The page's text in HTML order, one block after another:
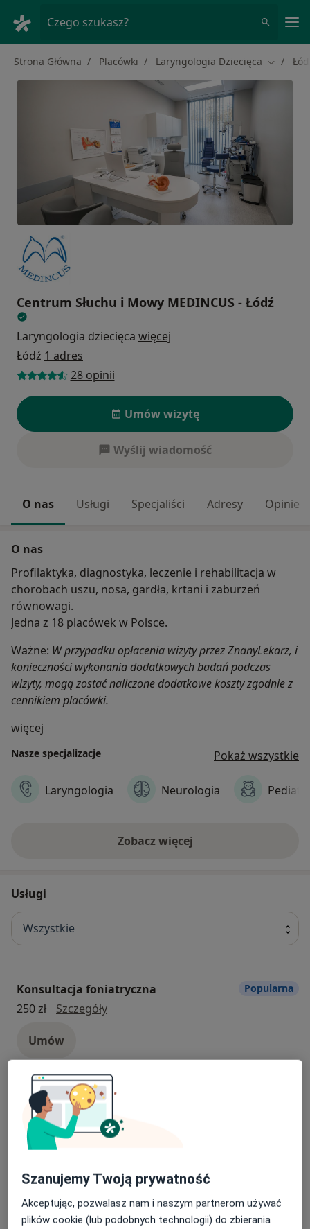
Czego szukasz?
Strona Główna Placówki Laryngologia Dziecięca Zmień
Centrum Słuchu i Mowy MEDINCUS - Łódź
Laryngologia dziecięca więcej
Łódź 1 adres
28 opinii
Umów wizytę
Wyślij wiadomość
O nas Usługi Specjaliści Adresy Opinie
O nas
Profilaktyka, diagnostyka, leczenie i rehabilitacja w
chorobach uszu, nosa, gardła, krtani i zaburzeń
równowagi.
Jedna z 18 placówek w Polsce.
Ważne: W przypadku opłacenia wizyty przez ZnanyLekarz, i
konieczności wykonania dodatkowych badań podczas
wizyty, mogą zostać naliczone dodatkowe koszty zgodnie z
cennikiem placówki.
więcej
Nasze specjalizacje Pokaż wszystkie
Laryngologia Neurologia
Zobacz więcej
Usługi
Wszystkie
Konsultacja foniatryczna
250 zł
Szczegółykonsultacja foniatryczna
Umów
Popularna
Konsultacja laryngologiczna
Od 230 zł
Szczegóły
Umów
Diagnoza logopedyczna
195 zł
Szczegółydiagnoza logopedyczna
Szanujemy Twoją prywatność
Akceptując, pozwalasz nam i naszym partnerom używać
plików cookie (lub podobnych technologii) do zbierania